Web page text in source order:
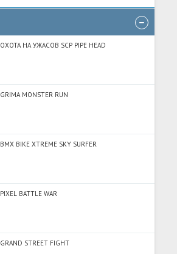
ОХОТА НА УЖАСОВ SCP PIPE HEAD
GRIMA MONSTER RUN
BMX BIKE XTREME SKY SURFER
PIXEL BATTLE WAR
GRAND STREET FIGHT